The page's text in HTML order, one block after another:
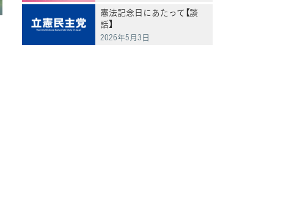
憲法記念日にあたって【談
話】
2026年5月3日